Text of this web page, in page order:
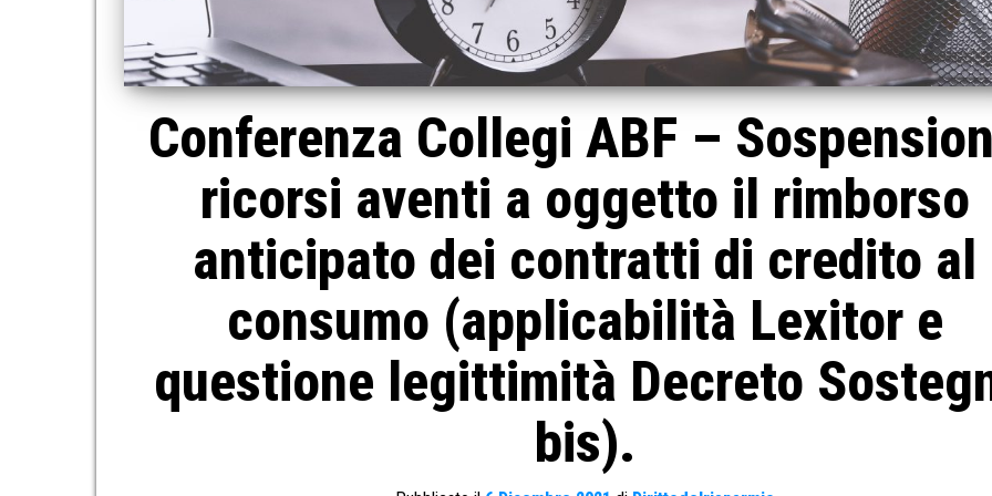
Conferenza Collegi ABF –
ricorsi aventi a oggetto il rimborso
anticipato dei contratti di credito al
consumo (applicabilità Lexitor e
questione legittimità Decreto
bis).